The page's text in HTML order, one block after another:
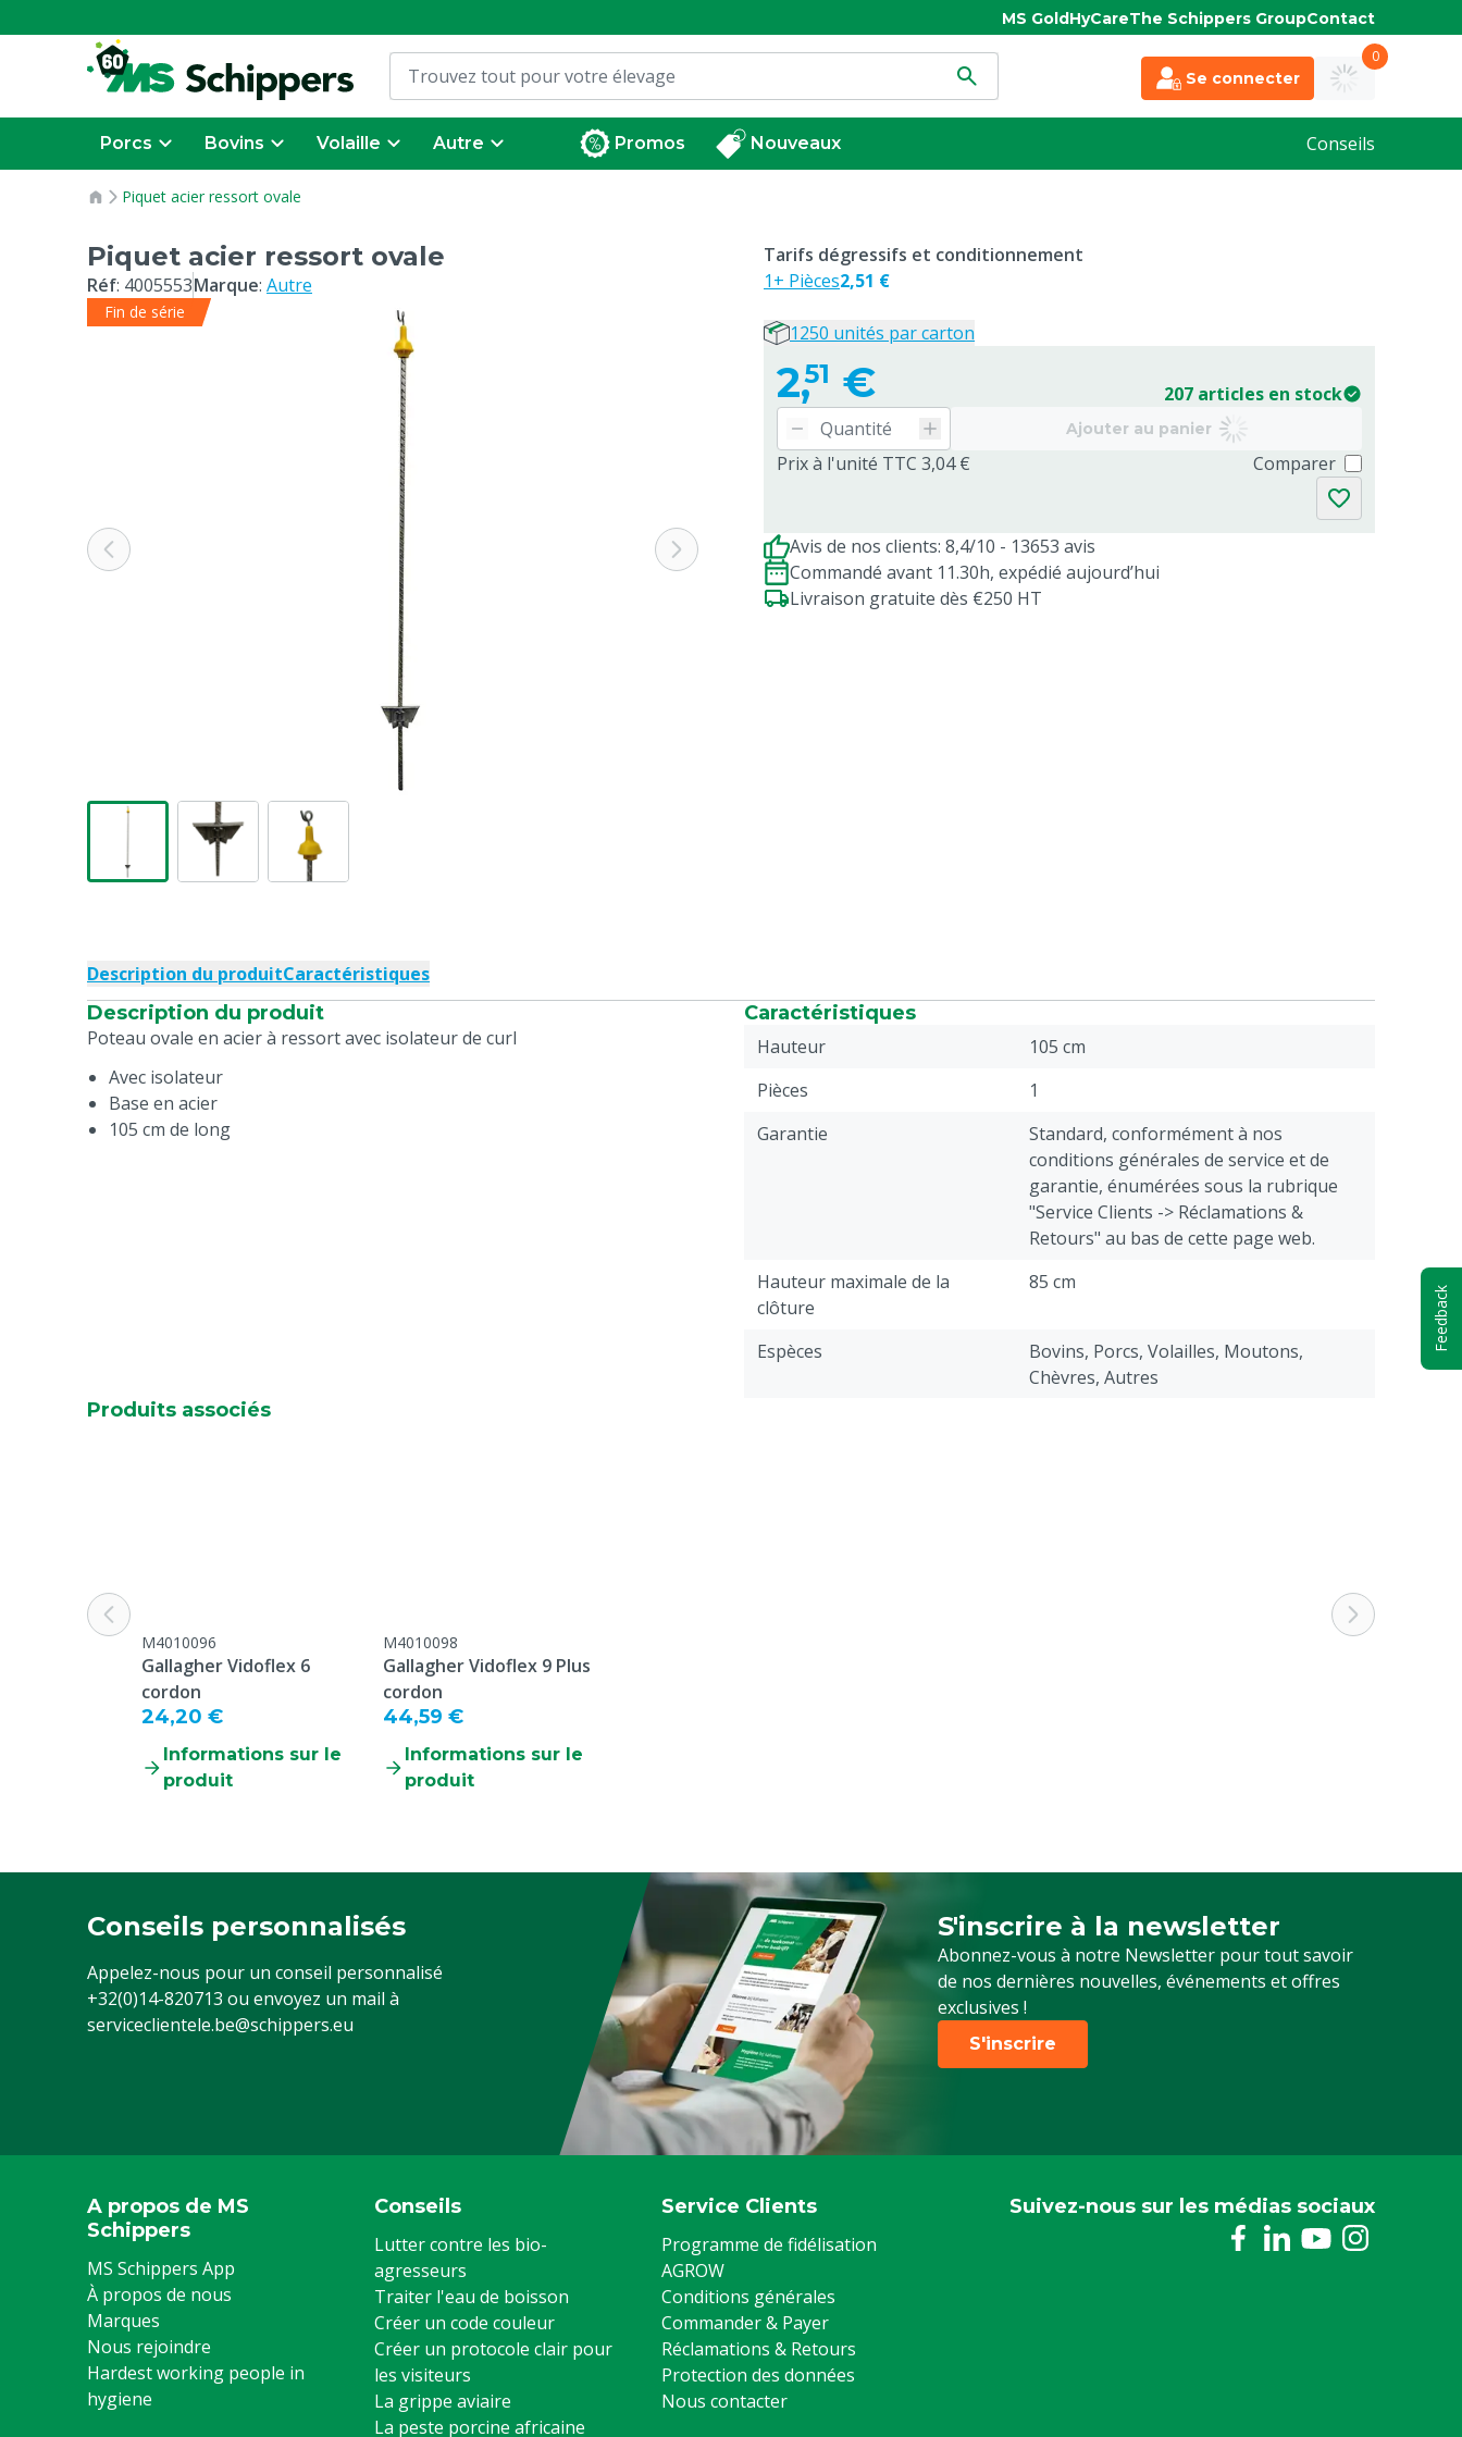
MS GoldHyCareThe Schippers GroupContact
Se connecter
0
Porcs Bovins Volaille Autre Promos Nouveaux Conseils
Piquet acier ressort ovale
Piquet acier ressort ovale
Réf: 4005553Marque: Autre
Fin de série
2,51 € 207 articles en stock
Ajouter au panier
Prix à l'unité TTC 3,04 € Comparer
Tarifs dégressifs et conditionnement
1+ Pièces2,51 €
1250 unités par carton
Avis de nos clients: 8,4/10 - 13653 avis
Commandé avant 11.30h, expédié aujourd’hui
Livraison gratuite dès €250 HT
Description du produitCaractéristiques
Description du produit
Poteau ovale en acier à ressort avec isolateur de curl
Avec isolateur
Base en acier
105 cm de long
Caractéristiques
Hauteur
105 cm
Pièces
1
Garantie
Standard, conformément à nos
conditions générales de service et de
garantie, énumérées sous la rubrique
"Service Clients -> Réclamations &
Retours" au bas de cette page web.
Hauteur maximale de la
clôture
85 cm
Espèces
Bovins, Porcs, Volailles, Moutons,
Chèvres, Autres
Produits associés
M4010096
Gallagher Vidoflex 6
cordon
24,20 €
Informations sur le
produit
M4010098
Gallagher Vidoflex 9 Plus
cordon
44,59 €
Informations sur le
produit
Conseils personnalisés
Appelez-nous pour un conseil personnalisé
+32(0)14-820713 ou envoyez un mail à
serviceclientele.be@schippers.eu
S'inscrire à la newsletter
Abonnez-vous à notre Newsletter pour tout savoir
de nos dernières nouvelles, événements et offres
exclusives !
Inscrivez-vous à notre newsletter
S'inscrire
A propos de MS
Schippers
MS Schippers App
À propos de nous
Marques
Nous rejoindre
Hardest working people in
hygiene
Conseils
Lutter contre les bio-
agresseurs
Traiter l'eau de boisson
Créer un code couleur
Créer un protocole clair pour
les visiteurs
La grippe aviaire
La peste porcine africaine
Service Clients
Programme de fidélisation
AGROW
Conditions générales
Commander & Payer
Réclamations & Retours
Protection des données
Nous contacter
Suivez-nous sur les médias sociaux
Feedback